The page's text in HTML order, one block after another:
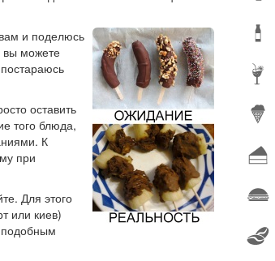
и поделюсь
вы можете
оставить
того блюда,
К
при
Для этого
или киев)
подобным